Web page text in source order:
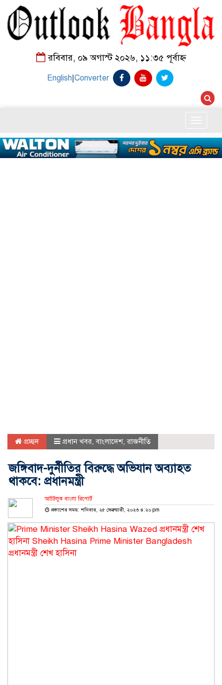
রবিবার, ০৯ অগাস্ট ২০২৬, ১১:৩৫ পূর্বাহ্ন
English|Converter
প্রচ্ছদ প্রধান খবর,বাংলাদেশ, রাজনীতি
জঙ্গিবাদ-দুর্নীতির বিরুদ্ধে অভিযান অব্যাহত
থাকবে: প্রধানমন্ত্রী
আউটলুক বাংলা রিপোর্ট
প্রকাশের সময়: শনিবার, ২৫ ফেব্রুয়ারী, ২০২৩ ৪:২০ pm